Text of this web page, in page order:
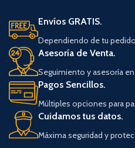
Envíos GRATIS.
Dependiendo de tu
Asesoría de Venta.
Seguimiento y asesoría
Pagos Sencillos.
Múltiples opciones para
Cuidamos tus datos.
Máxima seguridad y